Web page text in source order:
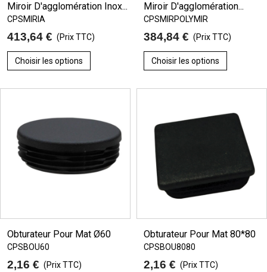
Miroir D'agglomération Inox...
CPSMIRIA
413,64 € (Prix TTC)
Choisir les options
Miroir D'agglomération...
CPSMIRPOLYMIR
384,84 € (Prix TTC)
Choisir les options
Obturateur Pour Mat Ø60
CPSBOU60
2,16 € (Prix TTC)
Obturateur Pour Mat 80*80
CPSBOU8080
2,16 € (Prix TTC)